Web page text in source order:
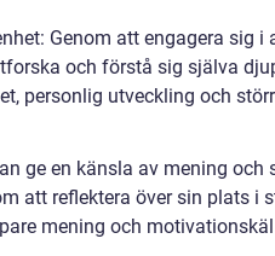
Genom att engagera sig i
och förstå sig själva
personlig utveckling och
ge en känsla av mening och
att reflektera över sin plats i
mening och